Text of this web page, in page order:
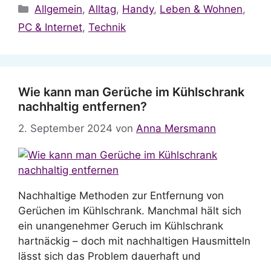
Kategorien
Allgemein,Alltag, Handy, Leben & Wohnen,
PC & Internet, Technik
Wie kann man Gerüche im Kühlschrank
nachhaltig entfernen?
2. September 2024 von Anna Mersmann
Nachhaltige Methoden zur Entfernung von
Gerüchen im Kühlschrank. Manchmal hält sich
ein unangenehmer Geruch im Kühlschrank
hartnäckig – doch mit nachhaltigen Hausmitteln
lässt sich das Problem dauerhaft und